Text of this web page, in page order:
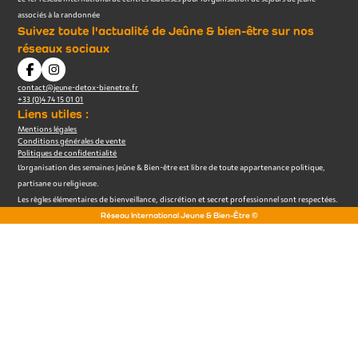
associés à la randonnée
Suivez toute l'actualité de Jeûne & bien-être sur nos
réseaux sociaux
contact@jeune-detox-bienetre.fr
+33 (0)4 74 15 01 01
Liens utiles :
Mentions légales
Conditions générales de vente
Politiques de confidentialité
L’organisation des semaines Jeûne & Bien-être est libre de toute appartenance politique,
partisane ou religieuse.
Les règles élémentaires de bienveillance, discrétion et secret professionnel sont respectées.
Réseau International Jeune & Bien-Être ©